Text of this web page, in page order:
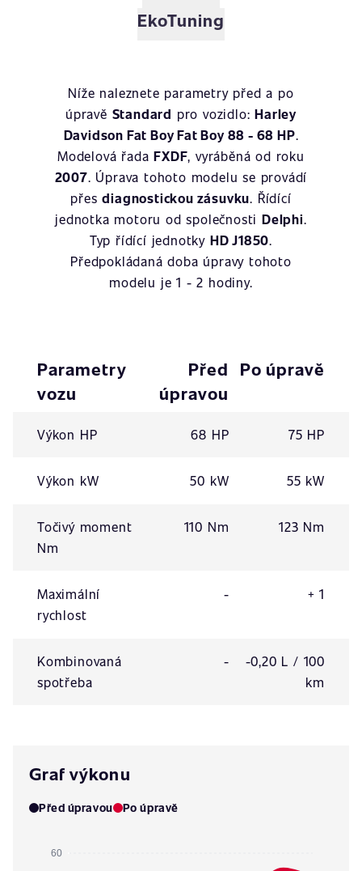
EkoTuning
Níže naleznete parametry před a po
úpravě Standard pro vozidlo:Harley
Davidson Fat Boy Fat Boy 88 - 68 HP.
Modelová řadaFXDF, vyráběná od roku
2007. Úprava tohoto modelu se provádí
přesdiagnostickou zásuvku. Řídící
jednotka motoru od společnostiDelphi.
Typ řídící jednotky HD J1850.
Předpokládaná doba úpravy tohoto
modelu je 1 - 2 hodiny.
Parametry
vozu
Před
úpravou
Po úpravě
Výkon HP 68 HP 75 HP
Výkon kW 50 kW 55 kW
Točivý moment
Nm
110 Nm 123 Nm
Maximální
rychlost
- + 1
Kombinovaná
spotřeba
-
-0,20 L / 100
km
Graf výkonu
Před úpravou Po úpravě
60